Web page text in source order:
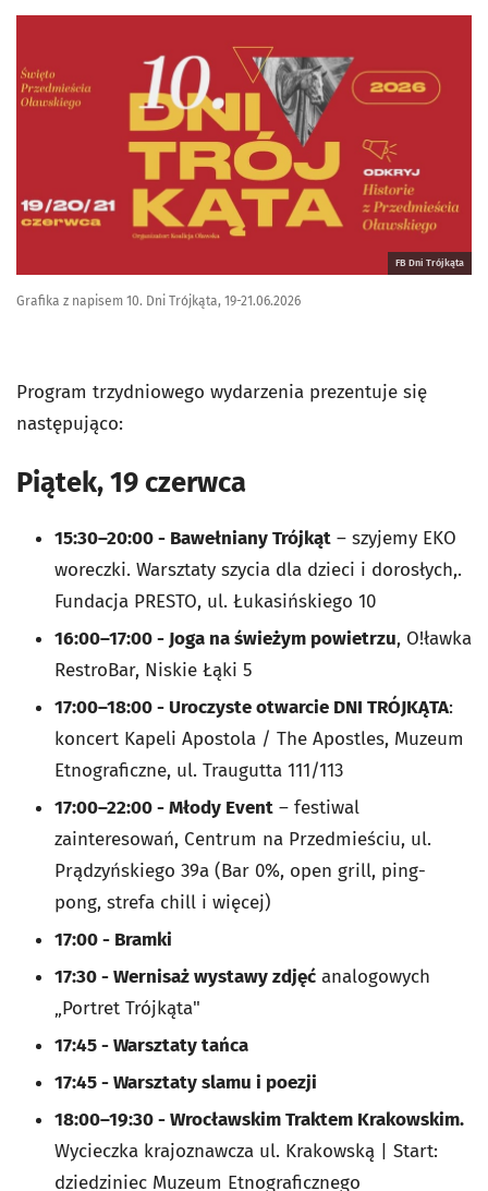
FB Dni Trójkąta
Grafika z napisem 10. Dni Trójkąta, 19-21.06.2026
Program trzydniowego wydarzenia prezentuje się
następująco:
Piątek, 19 czerwca
15:30–20:00 - Bawełniany Trójkąt – szyjemy EKO
woreczki. Warsztaty szycia dla dzieci i dorosłych,.
Fundacja PRESTO, ul. Łukasińskiego 10
16:00–17:00 - Joga na świeżym powietrzu, O!ławka
RestroBar, Niskie Łąki 5
17:00–18:00 - Uroczyste otwarcie DNI TRÓJKĄTA:
koncert Kapeli Apostola / The Apostles, Muzeum
Etnograficzne, ul. Traugutta 111/113
17:00–22:00 - Młody Event – festiwal
zainteresowań, Centrum na Przedmieściu, ul.
Prądzyńskiego 39a (Bar 0%, open grill, ping-
pong, strefa chill i więcej)
17:00 - Bramki
17:30 - Wernisaż wystawy zdjęć analogowych
„Portret Trójkąta"
17:45 - Warsztaty tańca
17:45 - Warsztaty slamu i poezji
18:00–19:30 - Wrocławskim Traktem Krakowskim.
Wycieczka krajoznawcza ul. Krakowską | Start:
dziedziniec Muzeum Etnograficznego